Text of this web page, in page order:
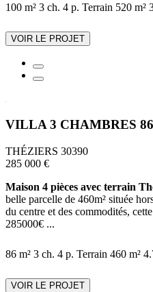
100 m² 3 ch. 4 p. Terrain 520 m²
VOIR LE PROJET
VILLA 3 CHAMBRES
THÉZIERS 30390
285 000 €
Maison 4 pièces avec terrain
belle parcelle de 460m² située
du centre et des commodités,
285000€ ...
86 m² 3 ch. 4 p. Terrain 460 m²
VOIR LE PROJET